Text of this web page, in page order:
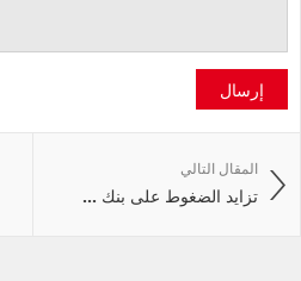
إرسال
المقال التالي
تزايد الضغوط على بنك ...